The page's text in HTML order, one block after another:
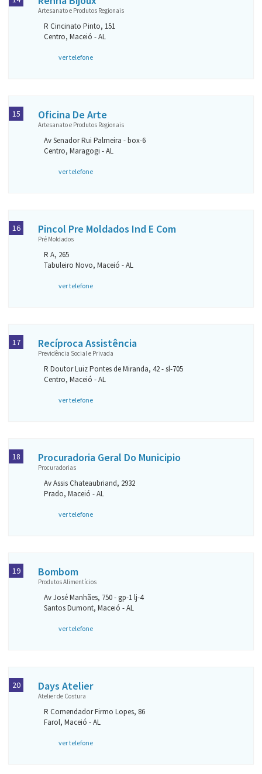
Artesanato e Produtos Regionais
R Cincinato Pinto, 151
Centro, Maceió - AL
ver telefone
Oficina De Arte
Artesanato e Produtos Regionais
Av Senador Rui Palmeira - box-6
Centro, Maragogi - AL
ver telefone
15
Pincol Pre Moldados Ind E Com
Pré Moldados
R A, 265
Tabuleiro Novo, Maceió - AL
ver telefone
16
Recíproca Assistência
Previdência Social e Privada
R Doutor Luiz Pontes de Miranda, 42 - sl-705
Centro, Maceió - AL
ver telefone
17
Procuradoria Geral Do Municipio
Procuradorias
Av Assis Chateaubriand, 2932
Prado, Maceió - AL
ver telefone
18
Bombom
Produtos Alimentícios
Av José Manhães, 750 - gp-1 lj-4
Santos Dumont, Maceió - AL
ver telefone
19
Days Atelier
Atelier de Costura
R Comendador Firmo Lopes, 86
Farol, Maceió - AL
ver telefone
20